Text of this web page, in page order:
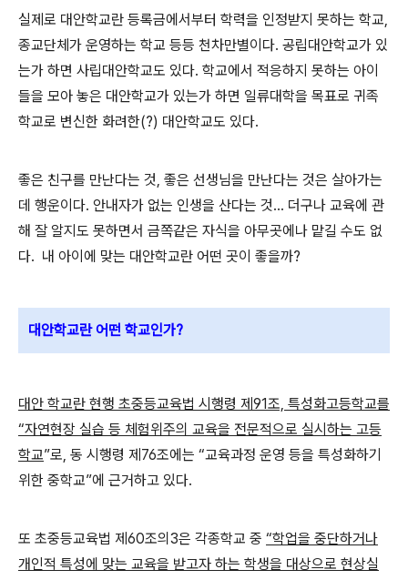
실제로 대안학교란 등록금에서부터 학력을 인정받지 못하는 학교,
종교단체가 운영하는 학교 등등 천차만별이다. 공립대안학교가 있
는가 하면 사립대안학교도 있다. 학교에서 적응하지 못하는 아이
들을 모아 놓은 대안학교가 있는가 하면 일류대학을 목표로 귀족
학교로 변신한 화려한(?) 대안학교도 있다.
좋은 친구를 만난다는 것, 좋은 선생님을 만난다는 것은 살아가는
데 행운이다. 안내자가 없는 인생을 산다는 것... 더구나 교육에 관
해 잘 알지도 못하면서 금쪽같은 자식을 아무곳에나 맡길 수도 없
다. 내 아이에 맞는 대안학교란 어떤 곳이 좋을까?
대안학교란 어떤 학교인가?
대안 학교란 현행 초중등교육법 시행령 제91조, 특성화고등학교를
“자연현장 실습 등 체험위주의 교육을 전문적으로 실시하는 고등
학교”로, 동 시행령 제76조에는 “교육과정 운영 등을 특성화하기
위한 중학교”에 근거하고 있다.
또 초중등교육법 제60조의3은 각종학교 중 “학업을 중단하거나
개인적 특성에 맞는 교육을 받고자 하는 학생을 대상으로 현상실